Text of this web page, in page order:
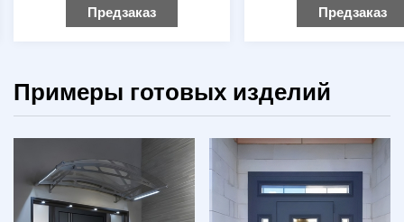
Предзаказ Предзаказ
Примеры готовых изделий